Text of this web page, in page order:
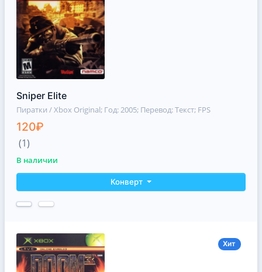
Sniper Elite
Пиратки / Xbox Original; Год: 2005; Перевод: Текст; FPS
120₽
(1)
В наличии
Конверт
Хит